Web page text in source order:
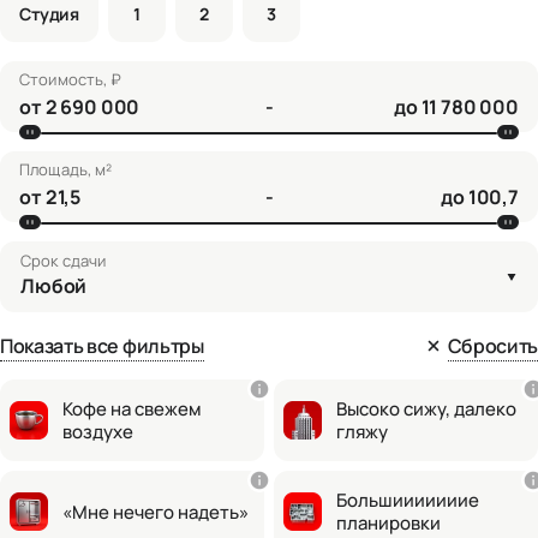
Студия 1 2 3
Стоимость, ₽
от - до
Площадь, м²
от - до
Срок сдачи
Любой
Показать все фильтры Сбросить
Кофе на свежем
воздухе
Высоко сижу, далеко
гляжу
«Мне нечего надеть»
Большииииииие
планировки